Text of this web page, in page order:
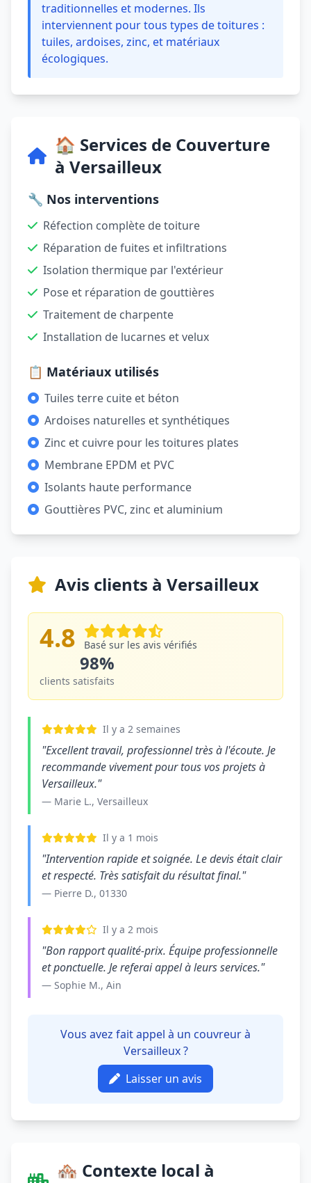
traditionnelles et modernes. Ils
interviennent pour tous types de toitures :
tuiles, ardoises, zinc, et matériaux
écologiques.
🏠 Services de Couverture
à Versailleux
🔧 Nos interventions
Réfection complète de toiture
Réparation de fuites et infiltrations
Isolation thermique par l'extérieur
Pose et réparation de gouttières
Traitement de charpente
Installation de lucarnes et velux
📋 Matériaux utilisés
Tuiles terre cuite et béton
Ardoises naturelles et synthétiques
Zinc et cuivre pour les toitures plates
Membrane EPDM et PVC
Isolants haute performance
Gouttières PVC, zinc et aluminium
Avis clients à Versailleux
4.8 Basé sur les avis vérifiés
98%
clients satisfaits
Il y a 2 semaines
"Excellent travail, professionnel très à l'écoute. Je
recommande vivement pour tous vos projets à
Versailleux."
— Marie L., Versailleux
Il y a 1 mois
"Intervention rapide et soignée. Le devis était clair
et respecté. Très satisfait du résultat final."
— Pierre D., 01330
Il y a 2 mois
"Bon rapport qualité-prix. Équipe professionnelle
et ponctuelle. Je referai appel à leurs services."
— Sophie M., Ain
Vous avez fait appel à un couvreur à
Versailleux ?
Laisser un avis
🏘️ Contexte local à